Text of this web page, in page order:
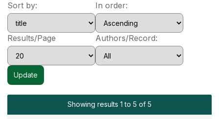
Sort by: In order:
Results/Page Authors/Record:
Showing results 1 to 5 of 5